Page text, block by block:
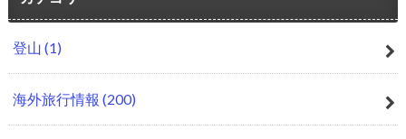
登山 (1)
海外旅行情報 (200)